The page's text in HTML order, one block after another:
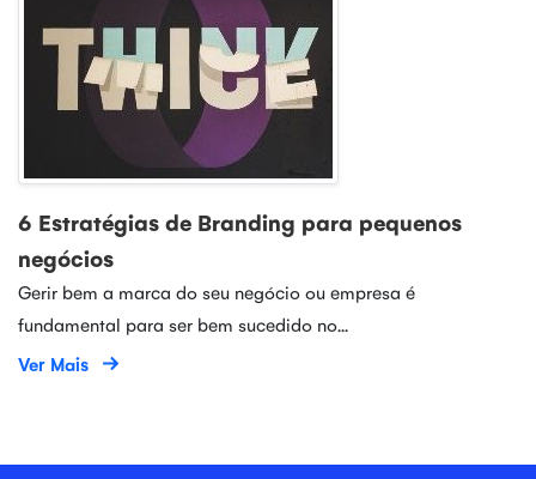
6 Estratégias de Branding para pequenos
negócios
Gerir bem a marca do seu negócio ou empresa é
fundamental para ser bem sucedido no...
Ver Mais